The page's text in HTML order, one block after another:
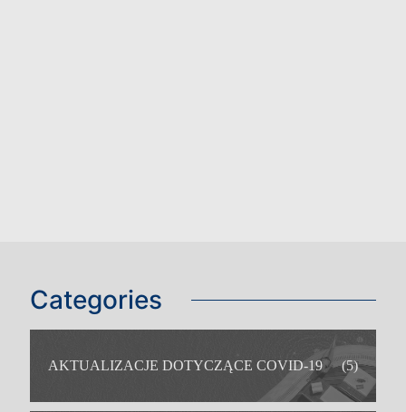
IDEALNY DLA
Categories
AKTUALIZACJE DOTYCZĄCE COVID-19 (5)